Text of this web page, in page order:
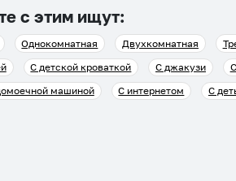
с этим ищут:
Однокомнатная Двухкомнатная
С детской кроваткой С джакузи
машиной
С интернетом С